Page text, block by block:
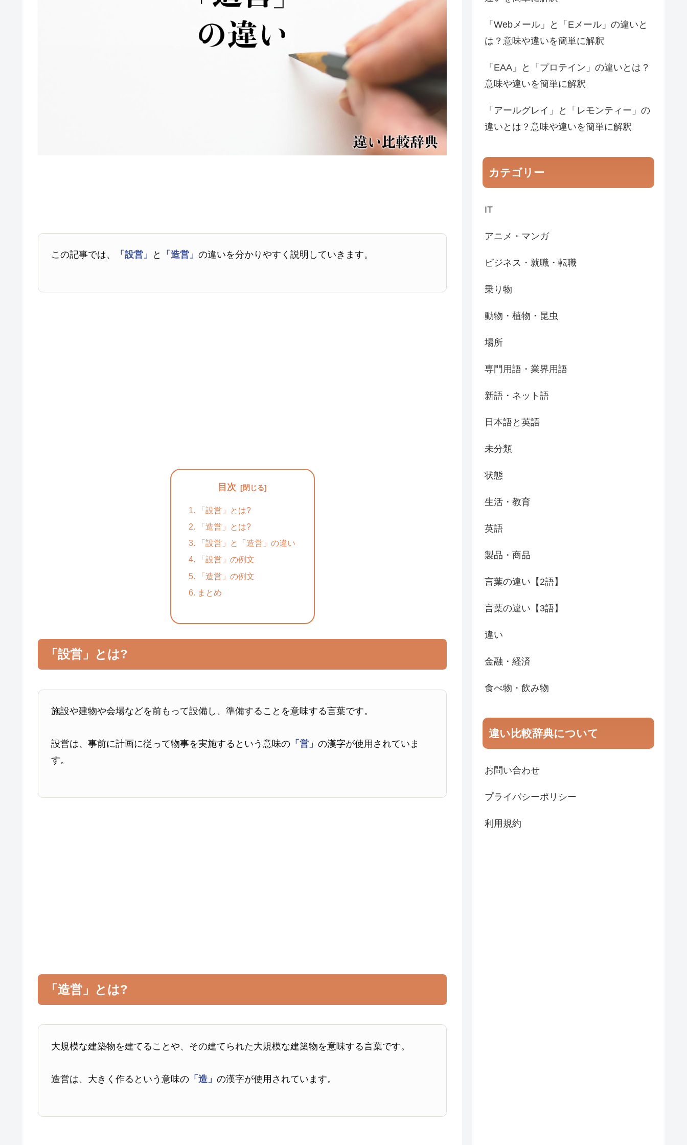
この記事では、 「設営」 と 「造営」の違いを分かりやすく説明していきます。
目次
「設営」とは?
「造営」とは?
「設営」と「造営」の違い
「設営」の例文
「造営」の例文
まとめ
「設営」とは?
施設や建物や会場などを前もって設備し、準備することを意味する言葉です。
設営は、事前に計画に従って物事を実施するという意味の 「営」の漢字が使用されていま
す。
「造営」とは?
大規模な建築物を建てることや、その建てられた大規模な建築物を意味する言葉です。
造営は、大きく作るという意味の 「造」の漢字が使用されています。
「Webメール」と「Eメール」の違いと
は？意味や違いを簡単に解釈
「EAA」と「プロテイン」の違いとは？
意味や違いを簡単に解釈
「アールグレイ」と「レモンティー」の
違いとは？意味や違いを簡単に解釈
カテゴリー
IT
アニメ・マンガ
ビジネス・就職・転職
乗り物
動物・植物・昆虫
場所
専門用語・業界用語
新語・ネット語
日本語と英語
未分類
状態
生活・教育
英語
製品・商品
言葉の違い【2語】
言葉の違い【3語】
違い
金融・経済
食べ物・飲み物
違い比較辞典について
お問い合わせ
プライバシーポリシー
利用規約